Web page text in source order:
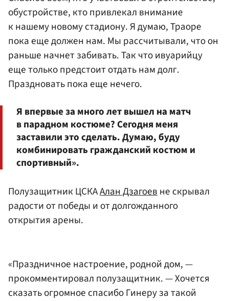
обустройстве, кто привлекал внимание
к нашему новому стадиону. Я думаю, Траоре
пока еще должен нам. Мы рассчитывали, что он
раньше начнет забивать. Так что ивуарийцу
еще только предстоит отдать нам долг.
Праздновать пока еще нечего.
Я впервые за много лет вышел на матч
в парадном костюме? Сегодня меня
заставили это сделать. Думаю, буду
комбинировать гражданский костюм и
спортивный».
Полузащитник ЦСКААлан Дзагоевне скрывал
радости от победы и от долгожданного
открытия арены.
«Праздничное настроение, родной дом, —
прокомментировал полузащитник. — Хочется
сказать огромное спасибо Гинеру за такой